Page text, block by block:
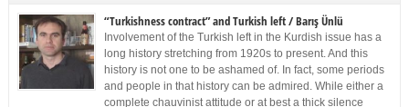
“Turkishness contract” and Turkish left / Barış Ünlü
Involvement of the Turkish left in the Kurdish issue has a
long history stretching from 1920s to present. And this
history is not one to be ashamed of. In fact, some periods
and people in that history can be admired. While either a
complete chauvinist attitude or at best a thick silence